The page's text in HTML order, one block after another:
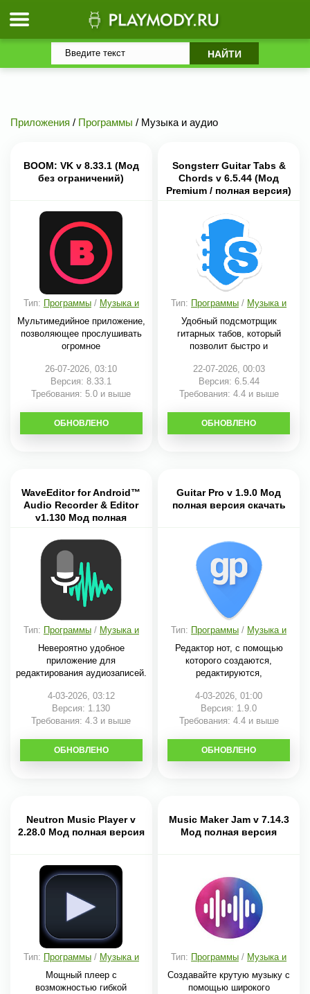
Приложения / Программы / Музыка и аудио
BOOM: VK v 8.33.1 (Мод
без ограничений)
Тип: Программы/ Музыка и
Мультимедийное приложение,
позволяющее прослушивать
огромное
26-07-2026, 03:10
Версия: 8.33.1
Требования: 5.0 и выше
СКАЧАТЬ
ОБНОВЛЕНО
Songsterr Guitar Tabs &
Chords v 6.5.44 (Мод
Premium / полная версия)
Тип: Программы / Музыка и
Удобный подсмотрщик
гитарных табов, который
позволит быстро и
22-07-2026, 00:03
Версия: 6.5.44
Требования: 4.4 и выше
СКАЧАТЬ
ОБНОВЛЕНО
WaveEditor for Android™
Audio Recorder & Editor
v1.130 Мод полная
Тип: Программы/ Музыка и
Невероятно удобное
приложение для
редактирования аудиозаписей.
4-03-2026, 03:12
Версия: 1.130
Требования: 4.3 и выше
СКАЧАТЬ
ОБНОВЛЕНО
Guitar Pro v 1.9.0 Мод
полная версия скачать
Тип: Программы / Музыка и
Редактор нот, с помощью
которого создаются,
редактируются,
4-03-2026, 01:00
Версия: 1.9.0
Требования: 4.4 и выше
СКАЧАТЬ
ОБНОВЛЕНО
Neutron Music Player v
2.28.0 Мод полная версия
Тип: Программы/ Музыка и
Мощный плеер с
возможностью гибкой
Music Maker Jam v 7.14.3
Мод полная версия
Тип: Программы / Музыка и
Создавайте крутую музыку с
помощью широкого